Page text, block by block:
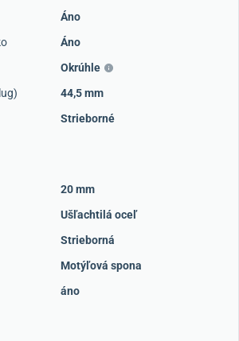
Áno
Áno
Okrúhle
44,5 mm
Strieborné
20 mm
Ušľachtilá oceľ
Strieborná
Motýľová spona
áno